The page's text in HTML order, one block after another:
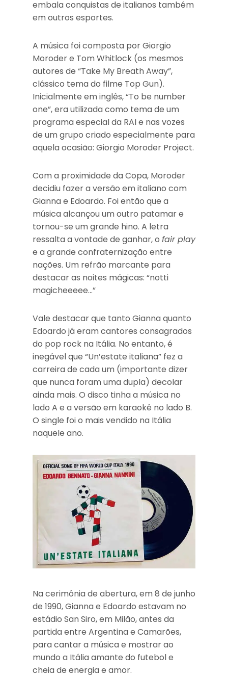
embala conquistas de italianos também
em outros esportes.
A música foi composta por Giorgio
Moroder e Tom Whitlock (os mesmos
autores de “Take My Breath Away”,
clássico tema do filme Top Gun).
Inicialmente em inglês, “To be number
one”, era utilizada como tema de um
programa especial da RAI e nas vozes
de um grupo criado especialmente para
aquela ocasião: Giorgio Moroder Project.
Com a proximidade da Copa, Moroder
decidiu fazer a versão em italiano com
Gianna e Edoardo. Foi então que a
música alcançou um outro patamar e
tornou-se um grande hino. A letra
ressalta a vontade de ganhar, o fair play
e a grande confraternização entre
nações. Um refrão marcante para
destacar as noites mágicas: “notti
magicheeeee…”
Vale destacar que tanto Gianna quanto
Edoardo já eram cantores consagrados
do pop rock na Itália. No entanto, é
inegável que “Un’estate italiana” fez a
carreira de cada um (importante dizer
que nunca foram uma dupla) decolar
ainda mais. O disco tinha a música no
lado A e a versão em karaokê no lado B.
O single foi o mais vendido na Itália
naquele ano.
Na cerimônia de abertura, em 8 de junho
de 1990, Gianna e Edoardo estavam no
estádio San Siro, em Milão, antes da
partida entre Argentina e Camarões,
para cantar a música e mostrar ao
mundo a Itália amante do futebol e
cheia de energia e amor.